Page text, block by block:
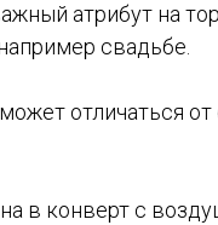
атрибут на
свадьбе.
отличаться
в конверт с